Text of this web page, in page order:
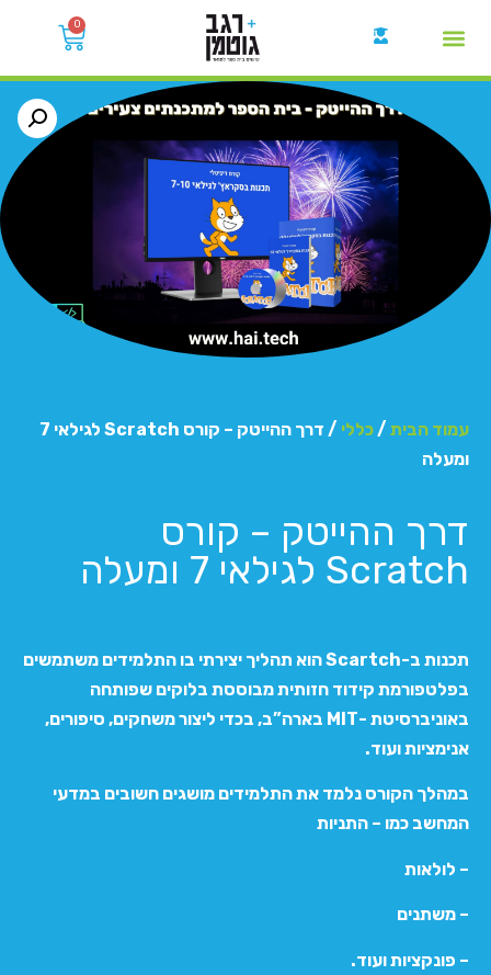
0
עמוד הבית /כללי
/ דרך ההייטק – קורס Scratch לגילאי 7
ומעלה
דרך ההייטק – קורס
Scratch לגילאי 7 ומעלה
תכנות ב-Scartch הוא תהליך יצירתי בו התלמידים משתמשים
בפלטפורמת קידוד חזותית מבוססת בלוקים שפותחה
באוניברסיטת -MIT בארה”ב, בכדי ליצור משחקים, סיפורים,
אנימציות ועוד.
במהלך הקורס נלמד את התלמידים מושגים חשובים במדעי
המחשב כמו – התניות
– לולאות
– משתנים
– פונקציות ועוד.